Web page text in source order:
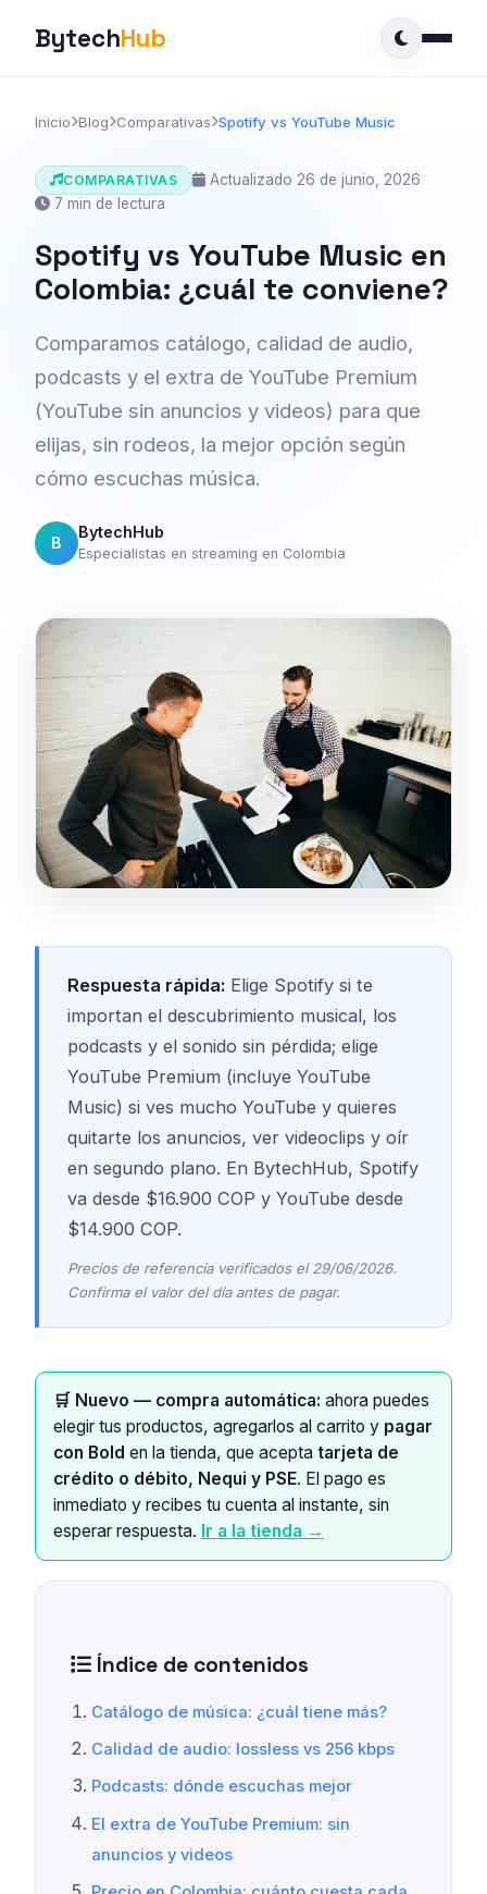
BytechHub
Inicio Blog Comparativas Spotify vs YouTube Music
COMPARATIVAS
Actualizado 26 de junio, 2026
7 min de lectura
Spotify vs YouTube Music en
Colombia: ¿cuál te conviene?
Comparamos catálogo, calidad de audio,
podcasts y el extra de YouTube Premium
(YouTube sin anuncios y videos) para que
elijas, sin rodeos, la mejor opción según
cómo escuchas música.
B
BytechHub
Especialistas en streaming en Colombia
Respuesta rápida: Elige Spotify si te
importan el descubrimiento musical, los
podcasts y el sonido sin pérdida; elige
YouTube Premium (incluye YouTube
Music) si ves mucho YouTube y quieres
quitarte los anuncios, ver videoclips y oír
en segundo plano. En BytechHub, Spotify
va desde $16.900 COP y YouTube desde
$14.900 COP.
Precios de referencia verificados el 29/06/2026.
Confirma el valor del día antes de pagar.
🛒 Nuevo — compra automática: ahora puedes
elegir tus productos, agregarlos al carrito y pagar
con Bold en la tienda, que acepta tarjeta de
crédito o débito, Nequi y PSE. El pago es
inmediato y recibes tu cuenta al instante, sin
esperar respuesta. Ir a la tienda →
Índice de contenidos
Catálogo de música: ¿cuál tiene más?
Calidad de audio: lossless vs 256 kbps
Podcasts: dónde escuchas mejor
El extra de YouTube Premium: sin
anuncios y videos